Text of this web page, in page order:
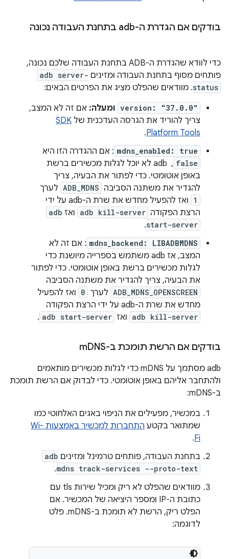
בודקים אם הגדרת ה-adb בתחנת העבודה נכונה
כדי לוודא שהגדרת ה-ADB בתחנת העבודה שלכם נכונה,
פותחים מסוף בתחנת העבודה ומזינים adb server-
status. מוודאים שהפלט מציג את הפרטים הבאים:
version: "37.0.0" ומעלה: אם זה לא המצב,
צריך להוריד את הגרסה העדכנית של SDK
Platform Tools
.
mdns_enabled: true : אם ההגדרה הזו היא
false
, ‏ adb לא יוכל לגלות מכשירים ברשת
באופן אוטומטי. כדי לפתור את הבעיה, צריך
להגדיר את משתנה הסביבה ADB_MDNS לערך
1
ואז להפעיל מחדש את שרת ה-adb על ידי
הרצת הפקודה adb kill-server ואז adb
start-server
.
mdns_backend: LIBADBMDNS : אם זה לא
המצב, אז adb משתמש בספרייה מיושנת כדי
לגלות מכשירים ברשת באופן אוטומטי. כדי לפתור
את הבעיה, צריך להגדיר את משתנה הסביבה
ADB_MDNS_OPENSCREEN לערך 0 ואז להפעיל
מחדש את שרת ה-adb על ידי הרצת הפקודה
adb kill-server ואז adb start-server
.
בודקים אם הרשת תומכת ב-mDNS
‫adb מסתמך על mDNS כדי לגלות מכשירים מותאמים
ולהתחבר אליהם באופן אוטומטי. כדי לבדוק אם הרשת תומכת
ב-mDNS:
במכשיר, מפעילים את הניפוי באגים האלחוטי כמו
שמתואר בקטע
התחברות למכשיר באמצעות Wi-
Fi
.
בתחנת העבודה, פותחים טרמינל ומזינים adb
mdns track-services --proto-text
.
מוודאים שהפלט לא ריק ומכיל שירות tls עם
כתובת ה-IP ומספר היציאה של המכשיר. אם
הפלט ריק, הרשת לא תומכת ב-mDNS. פלט
לדוגמה: